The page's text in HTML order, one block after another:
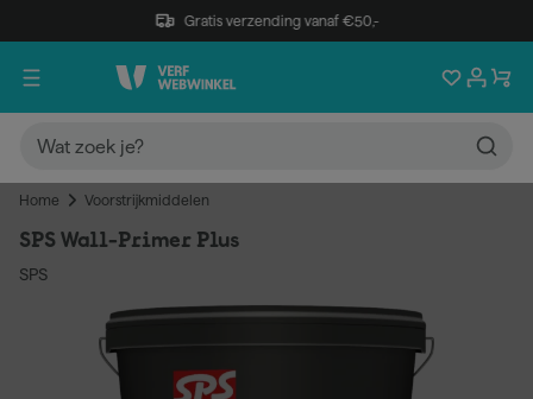
Gratis verzending vanaf €50,-
Home Voorstrijkmiddelen
SPS Wall-Primer Plus
SPS